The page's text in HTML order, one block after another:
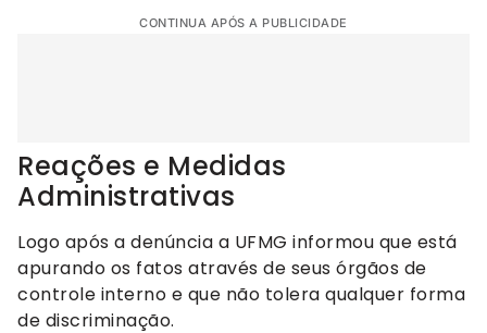
CONTINUA APÓS A PUBLICIDADE
Reações e Medidas
Administrativas
Logo após a denúncia a UFMG informou que está
apurando os fatos através de seus órgãos de
controle interno e que não tolera qualquer forma
de discriminação.